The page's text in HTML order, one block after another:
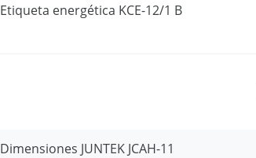
Etiqueta energética KCE-12/1 B
Dimensiones JUNTEK JCAH-11